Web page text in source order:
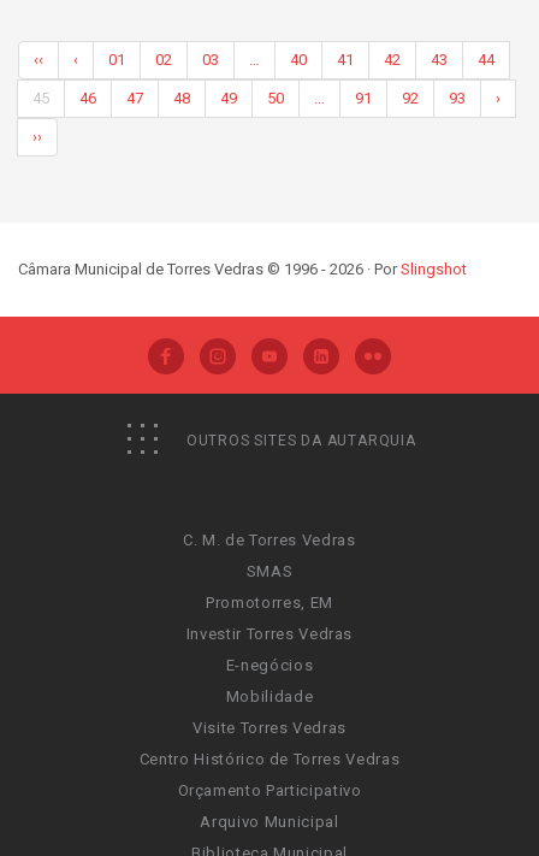
‹‹ ‹ 01 02 03 … 40 41 42 43 44
45 46 47 48 49 50 … 91 92 93 ›
››
Câmara Municipal de Torres Vedras © 1996 - 2026 · PorSlingshot
OUTROS SITES DA AUTARQUIA
C. M. de Torres Vedras
SMAS
Promotorres, EM
Investir Torres Vedras
E-negócios
Mobilidade
Visite Torres Vedras
Centro Histórico de Torres Vedras
Orçamento Participativo
Arquivo Municipal